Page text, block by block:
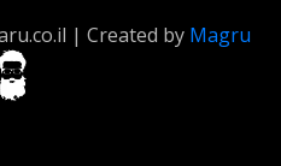
| Created by Magru